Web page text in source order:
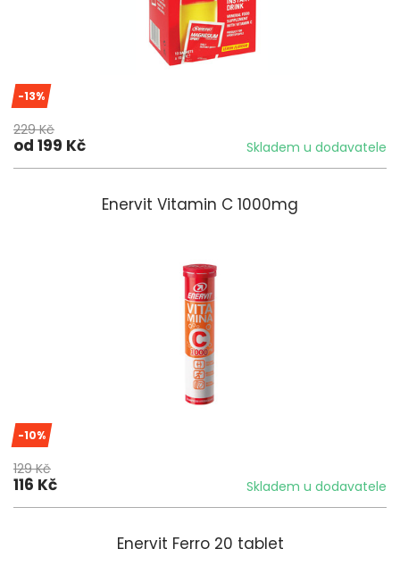
-13%
229 Kč
od 199 Kč Skladem u dodavatele
Enervit Vitamin C 1000mg
-10%
129 Kč
116 Kč Skladem u dodavatele
Enervit Ferro 20 tablet